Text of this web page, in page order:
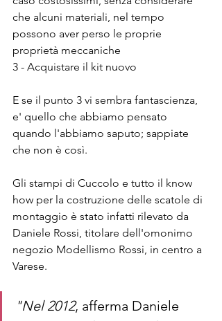
che alcuni materiali, nel tempo
possono aver perso le proprie
proprietà meccaniche
3 - Acquistare il kit nuovo
E se il punto 3 vi sembra fantascienza,
e' quello che abbiamo pensato
quando l'abbiamo saputo; sappiate
che non è così.
Gli stampi di Cuccolo e tutto il know
how per la costruzione delle scatole di
montaggio è stato infatti rilevato da
Daniele Rossi, titolare dell'omonimo
negozio Modellismo Rossi, in centro a
Varese.
"Nel 2012, afferma Daniele